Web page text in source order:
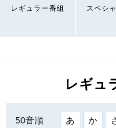
レギュラー番組 スペシ
レギュ
50音順 あ か